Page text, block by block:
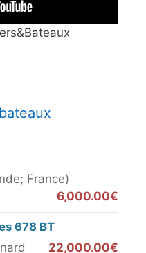
France)
6,000.00€
678 BT
22,000.00€